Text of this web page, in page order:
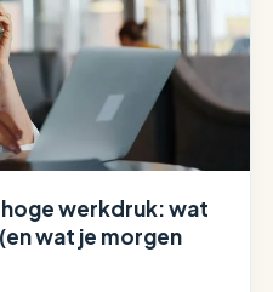
werkdruk: wat
wat je morgen